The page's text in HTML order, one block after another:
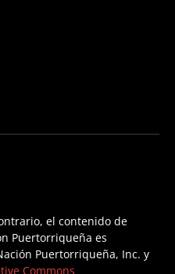
el contenido de
Puertorriqueña es
Puertorriqueña, Inc. y
Commons